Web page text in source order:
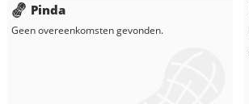
Pinda
Geen overeenkomsten gevonden.